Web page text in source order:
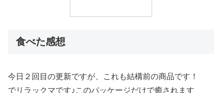
食べた感想
今日２回目の更新ですが、これも結構前の商品です！
でリラックマです♪このパッケージだけで癒されます